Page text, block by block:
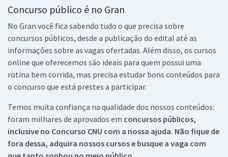
Concurso público é no Gran
No Gran você fica sabendo tudo o que precisa sobre
concursos públicos, desde a publicação do edital até as
informações sobre as vagas ofertadas. Além disso, os cursos
online que oferecemos são ideais para quem possui uma
rotina bem corrida, mas precisa estudar bons conteúdos para
o concurso que está prestes a participar.
Temos muita confiança na qualidade dos nossos conteúdos:
foram milhares de aprovados em concursos públicos,
inclusive no Concurso CNU com a nossa ajuda. Não fique de
fora dessa, adquira nossos cursos e busque a vaga com